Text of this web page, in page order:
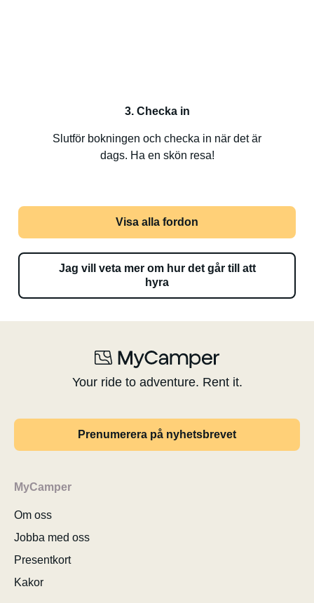
3. Checka in
Slutför bokningen och checka in när det är
dags. Ha en skön resa!
Visa alla fordon
Jag vill veta mer om hur det går till att
hyra
Your ride to adventure. Rent it.
Prenumerera på nyhetsbrevet
MyCamper
Om oss
Jobba med oss
Presentkort
Kakor